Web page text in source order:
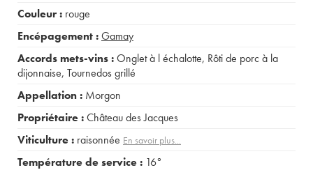
Couleur : rouge
Encépagement :Gamay
Accords mets-vins :Onglet à l échalotte, Rôti de porc à la
dijonnaise, Tournedos grillé
Appellation : Morgon
Propriétaire :Château des Jacques
Viticulture : raisonnée En savoir plus...
Température de service : 16°